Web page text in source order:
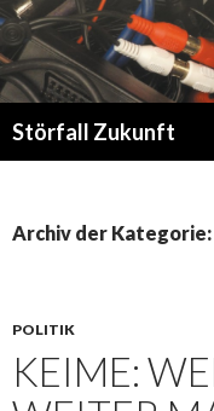
Störfall Zukunft
Archiv der
POLITIK
KEIME: